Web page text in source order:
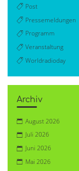
Post
Pressemeldungen
Programm
Veranstaltung
Worldradioday
Archiv
August 2026
Juli 2026
Juni 2026
Mai 2026